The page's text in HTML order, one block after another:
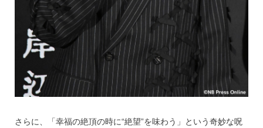
さらに、「幸福の絶頂の時に“絶望”を味わう」という奇妙な呪